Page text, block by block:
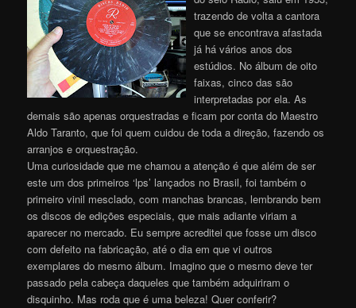
trazendo de volta a cantora
que se encontrava afastada
já há vários anos dos
estúdios. No álbum de oito
faixas, cinco das são
interpretadas por ela. As
demais são apenas orquestradas e ficam por conta do Maestro
Aldo Taranto, que foi quem cuidou de toda a direção, fazendo os
arranjos e orquestração.
Uma curiosidade que me chamou a atenção é que além de ser
este um dos primeiros ‘lps’ lançados no Brasil, foi também o
primeiro vinil mesclado, com manchas brancas, lembrando bem
os discos de edições especiais, que mais adiante viriam a
aparecer no mercado. Eu sempre acreditei que fosse um disco
com defeito na fabricação, até o dia em que vi outros
exemplares do mesmo álbum. Imagino que o mesmo deve ter
passado pela cabeça daqueles que também adquiriram o
disquinho. Mas roda que é uma beleza! Quer conferir?